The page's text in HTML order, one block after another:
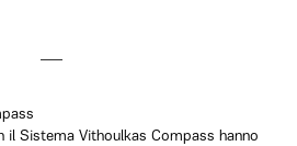
il Sistema Vithoulkas Compass hanno